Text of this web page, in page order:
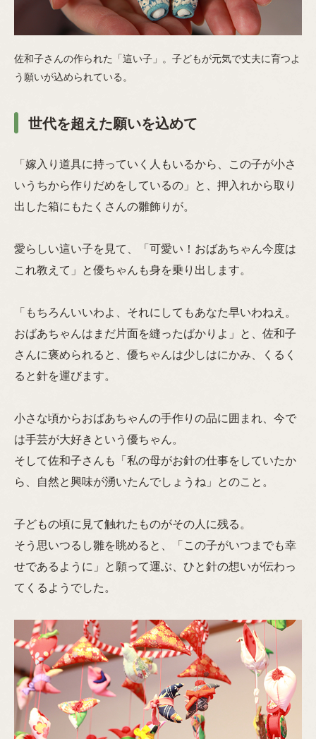
佐和子さんの作られた「這い子」。子どもが元気で丈夫に育つよ
う願いが込められている。
世代を超えた願いを込めて
「嫁入り道具に持っていく人もいるから、この子が小さ
いうちから作りだめをしているの」と、押入れから取り
出した箱にもたくさんの雛飾りが。
愛らしい這い子を見て、「可愛い！おばあちゃん今度は
これ教えて」と優ちゃんも身を乗り出します。
「もちろんいいわよ、それにしてもあなた早いわねえ。
おばあちゃんはまだ片面を縫ったばかりよ」と、佐和子
さんに褒められると、優ちゃんは少しはにかみ、くるく
ると針を運びます。
小さな頃からおばあちゃんの手作りの品に囲まれ、今で
は手芸が大好きという優ちゃん。
そして佐和子さんも「私の母がお針の仕事をしていたか
ら、自然と興味が湧いたんでしょうね」とのこと。
子どもの頃に見て触れたものがその人に残る。
そう思いつるし雛を眺めると、「この子がいつまでも幸
せであるように」と願って運ぶ、ひと針の想いが伝わっ
てくるようでした。